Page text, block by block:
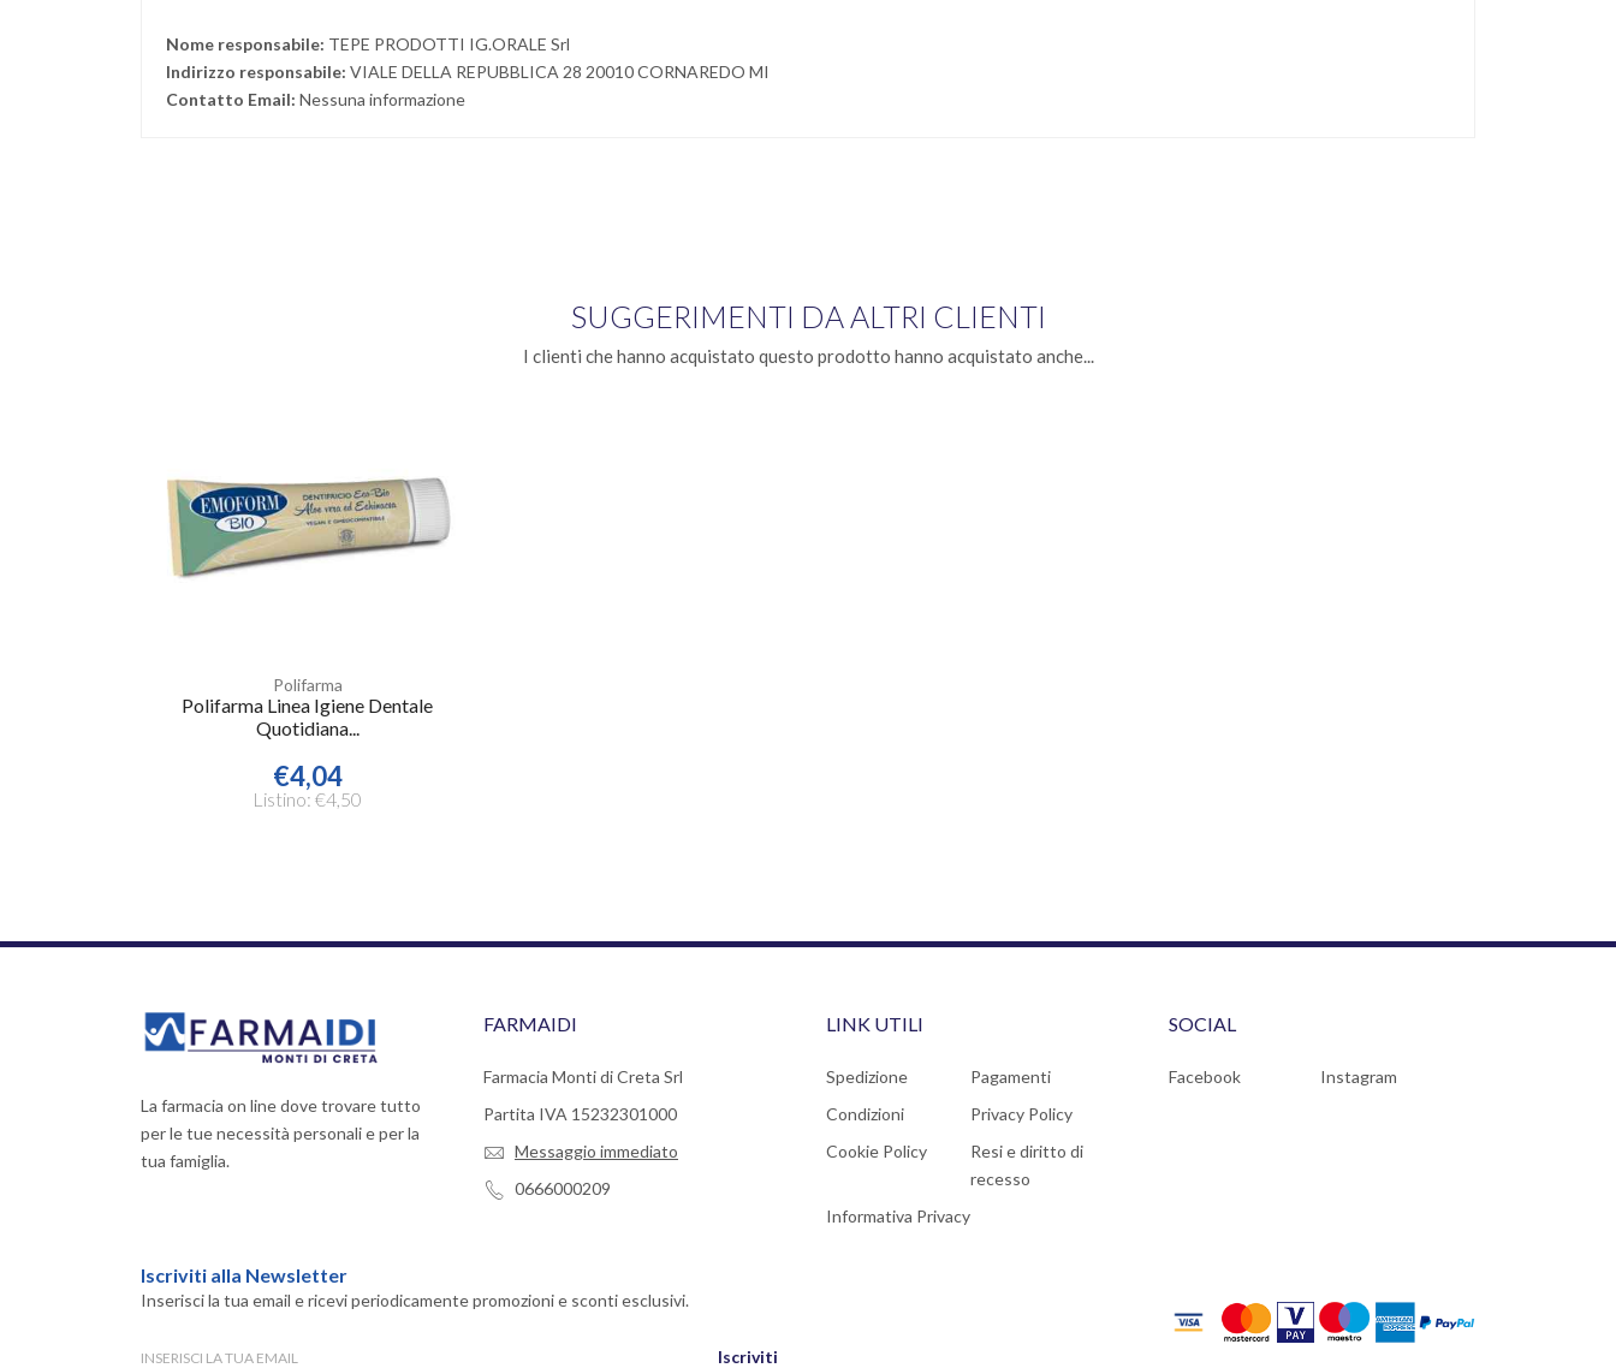
Nome responsabile: TEPE PRODOTTI IG.ORALE Srl
Indirizzo responsabile: VIALE DELLA REPUBBLICA 28 20010 CORNAREDO MI
Contatto Email: Nessuna informazione
SUGGERIMENTI DA ALTRI CLIENTI
I clienti che hanno acquistato questo prodotto hanno acquistato anche...
Polifarma
Polifarma Linea Igiene Dentale
Quotidiana...
€4,04
Listino: €4,50
La farmacia on line dove trovare tutto
per le tue necessità personali e per la
tua famiglia.
FARMAIDI
Farmacia Monti di Creta Srl
Partita IVA 15232301000
Messaggio immediato
0666000209
LINK UTILI
Spedizione
Pagamenti
Condizioni
Privacy Policy
Cookie Policy
Resi e diritto di
recesso
Informativa Privacy
SOCIAL
Facebook Instagram
Iscriviti alla Newsletter
Inserisci la tua email e ricevi periodicamente promozioni e sconti esclusivi.
Iscriviti